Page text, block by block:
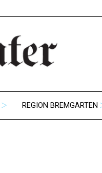
REGION BREMGARTEN